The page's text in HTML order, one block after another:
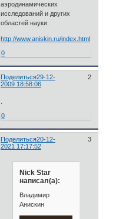
аэродинамических
исследований и других
областей науки.
http://www.aniskin.ru/index.html
0
Поделиться 2
29-12-
2009 18:58:06
0
Поделиться 3
20-12-
2021 17:17:52
Nick Star
написал(а):
Владимир
Анискин